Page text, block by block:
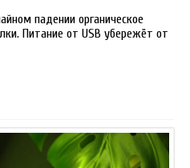
падении органическое
Питание от USB убережёт от